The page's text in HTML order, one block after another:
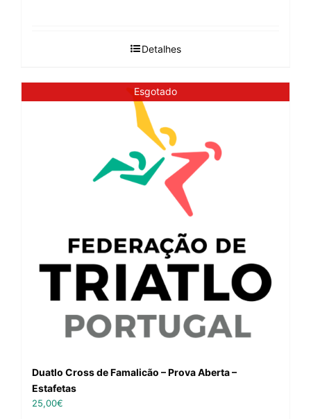
Detalhes
Esgotado
Duatlo Cross de Famalicão – Prova Aberta –
Estafetas
25,00€